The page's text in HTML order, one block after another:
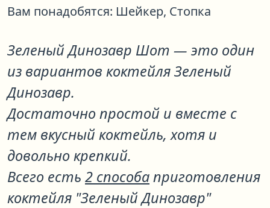
Вам понадобятся: Шейкер, Стопка
Зеленый Динозавр Шот — это один
из вариантов коктейляЗеленый
Динозавр.
Достаточно простой и вместе с
тем вкусный коктейль, хотя и
довольно крепкий.
Всего есть 2 способаприготовления
коктейля "Зеленый Динозавр"